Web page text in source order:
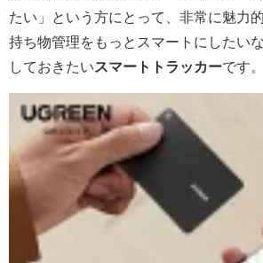
たい」という方にとって、非常に魅力
持ち物管理をもっとスマートにしたい
しておきたいスマートトラッカーです。